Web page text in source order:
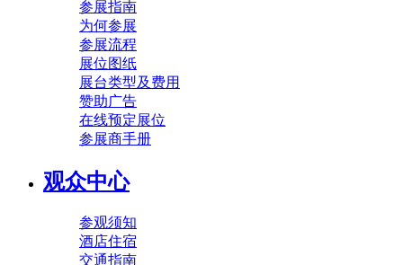
参展指南
为何参展
参展流程
展位图纸
展台类型及费用
赞助广告
在线预定展位
参展商手册
观众中心
参观须知
酒店住宿
交通指南